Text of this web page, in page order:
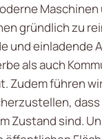
Maschinen
gründlich zu
und einladende
als auch
Zudem führen
Zustand sind.